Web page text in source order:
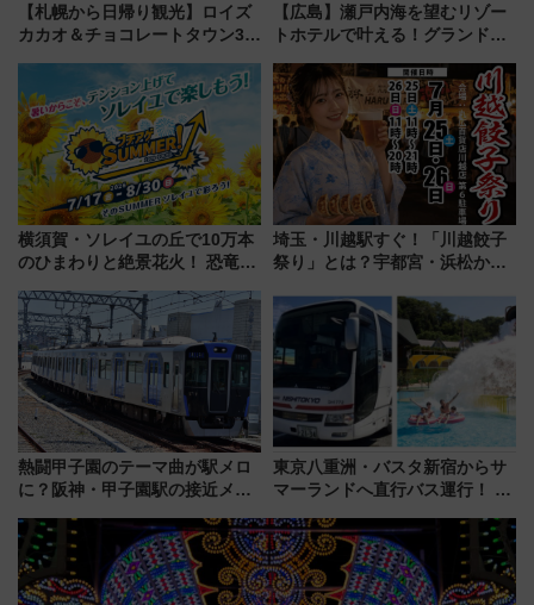
【札幌から日帰り観光】ロイズ
カカオ＆チョコレートタウン3周
詰め放題を開催、ロイズタウン
駅からのアクセスも
【広島】瀬戸内海を望むリゾー
トホテルで叶える！グランドプ
ディング＆カジュアルパーティ
ープラン
横須賀・ソレイユの丘で10万本
のひまわりと絶景花火！ 恐竜や
帰りお出かけ最新情報（2026年
7月17日～開催）
埼玉・川越駅すぐ！「川越餃子
祭り」とは？宇都宮・浜松から
を食べ比べ【7月25日・26日開
催】
熱闘甲子園のテーマ曲が駅メロ
に？阪神・甲子園駅の接近メロ
谷実アレンジの特別仕様へ、8月
5日始発から
東京八重洲・バスタ新宿からサ
マーランドへ直行バス運行！ お
推し活を楽しもう！（2026年
8/1～31）